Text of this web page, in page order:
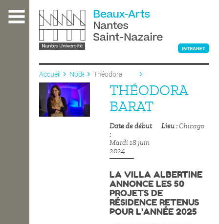
contenu
L'ÉCOLE
INTRANET
Accueil Node
Théodora
THÉODORA
BARAT
Date de début
Mardi 18 juin
2024
Lieu Chicago
LA VILLA ALBERTINE
ANNONCE LES 50
PROJETS DE
RÉSIDENCE RETENUS
POUR L’ANNÉE 2025